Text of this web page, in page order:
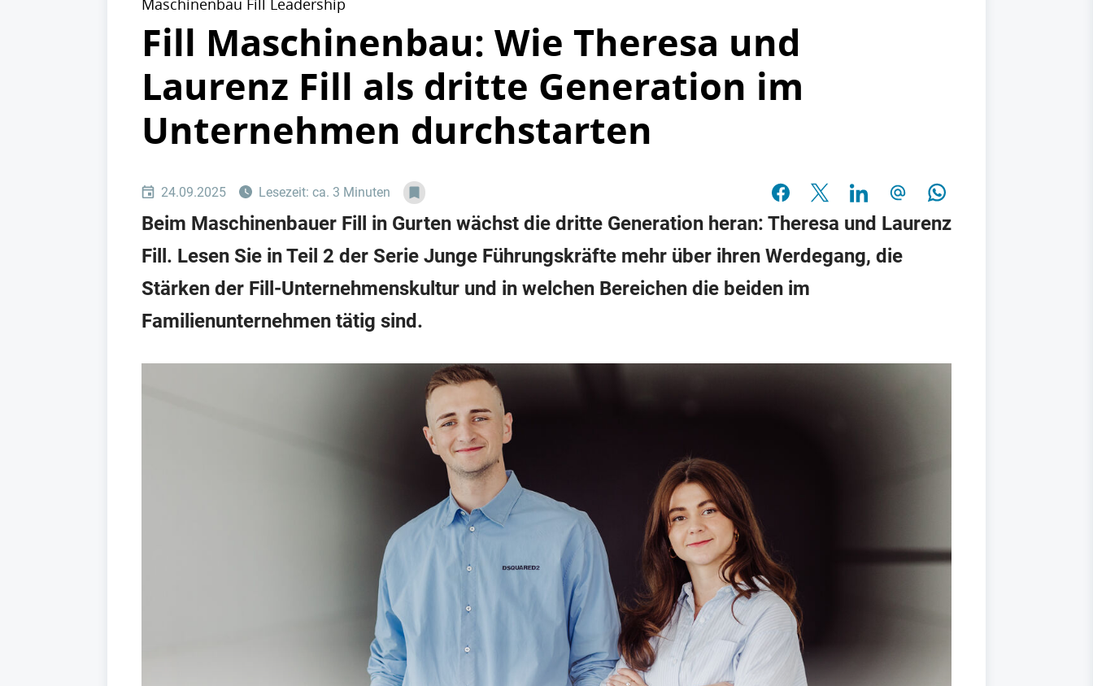
Maschinenbau Fill Leadership
Fill Maschinenbau: Wie Theresa und
Laurenz Fill als dritte Generation im
Unternehmen durchstarten
24.09.2025 Lesezeit: ca. 3 Minuten
Beim Maschinenbauer Fill in Gurten wächst die dritte Generation heran: Theresa und Laurenz
Fill. Lesen Sie in Teil 2 der Serie Junge Führungskräfte mehr über ihren Werdegang, die
Stärken der Fill-Unternehmenskultur und in welchen Bereichen die beiden im
Familienunternehmen tätig sind.